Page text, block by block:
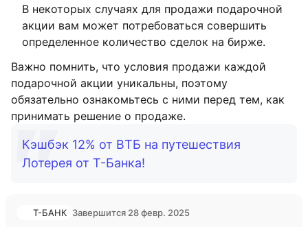
В некоторых случаях для продажи подарочной
акции вам может потребоваться совершить
определенное количество сделок на бирже.
Важно помнить, что условия продажи каждой
подарочной акции уникальны, поэтому
обязательно ознакомьтесь с ними перед тем, как
принимать решение о продаже.
Кэшбэк 12% от ВТБ на путешествия
Лотерея от Т-Банка!
Т-БАНК Завершится 28 февр. 2025